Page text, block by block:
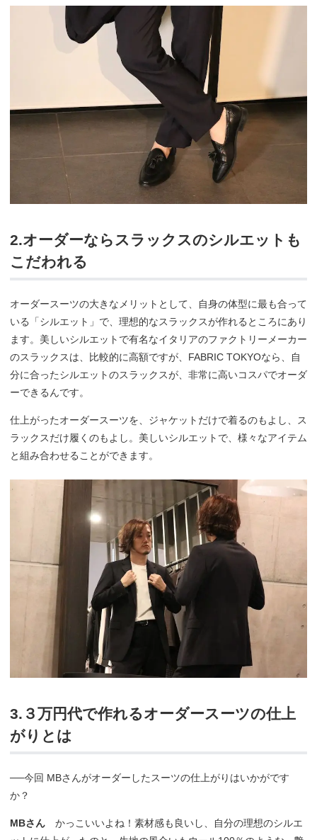
2.オーダーならスラックスのシルエットも
こだわれる
オーダースーツの大きなメリットとして、自身の体型に最も合って
いる「シルエット」で、理想的なスラックスが作れるところにあり
ます。美しいシルエットで有名なイタリアのファクトリーメーカー
のスラックスは、比較的に高額ですが、FABRIC TOKYOなら、自
分に合ったシルエットのスラックスが、非常に高いコスパでオーダ
ーできるんです。
仕上がったオーダースーツを、ジャケットだけで着るのもよし、ス
ラックスだけ履くのもよし。美しいシルエットで、様々なアイテム
と組み合わせることができます。
3.３万円代で作れるオーダースーツの仕上
がりとは
──今回 MBさんがオーダーしたスーツの仕上がりはいかがです
か？
MBさん かっこいいよね！素材感も良いし、自分の理想のシルエ